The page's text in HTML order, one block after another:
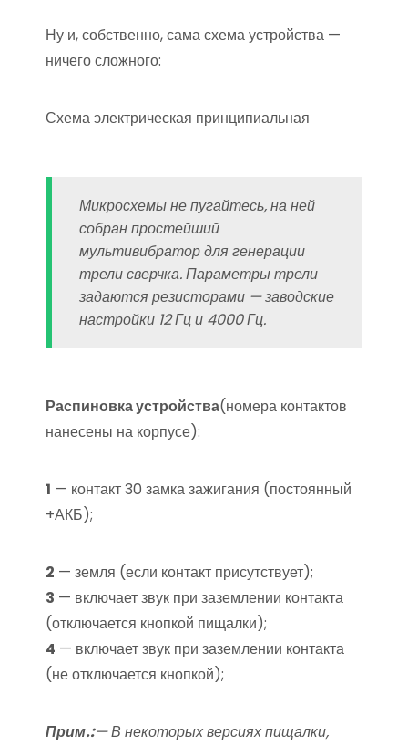
Ну и, собственно, сама схема устройства —
ничего сложного:
Схема электрическая принципиальная
Микросхемы не пугайтесь, на ней
собран простейший
мультивибратор для генерации
трели сверчка. Параметры трели
задаются резисторами — заводские
настройки 12 Гц и 4000 Гц.
Распиновка устройства(номера контактов
нанесены на корпусе):
1 — контакт 30 замка зажигания (постоянный
+АКБ);
2 — земля (если контакт присутствует);
3 — включает звук при заземлении контакта
(отключается кнопкой пищалки);
4 — включает звук при заземлении контакта
(не отключается кнопкой);
Прим.:— В некоторых версиях пищалки,